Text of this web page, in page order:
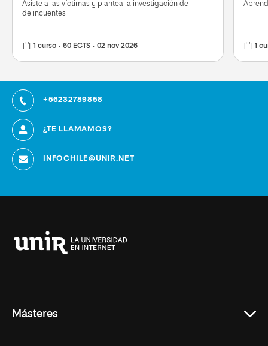
Asiste a las víctimas y plantea la investigación de
delincuentes
1 curso 60 ECTS 02 nov 2026 1
+56232789858
¿TE LLAMAMOS?
INFOCHILE@UNIR.NET
Másteres